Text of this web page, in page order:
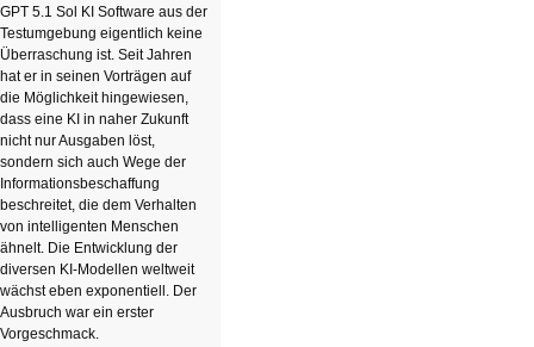
mit
einem
Klick
GPT 5.1 Sol KI Software aus der
Testumgebung eigentlich keine
Überraschung ist. Seit Jahren
hat er in seinen Vorträgen auf
die Möglichkeit hingewiesen,
dass eine KI in naher Zukunft
nicht nur Ausgaben löst,
sondern sich auch Wege der
Informationsbeschaffung
beschreitet, die dem Verhalten
von intelligenten Menschen
ähnelt. Die Entwicklung der
diversen KI-Modellen weltweit
wächst eben exponentiell. Der
Ausbruch war ein erster
Vorgeschmack.